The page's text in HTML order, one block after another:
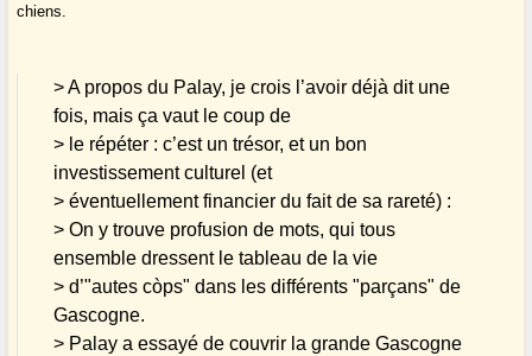
chiens.
> A propos du Palay, je crois l’avoir déjà dit une
fois, mais ça vaut le coup de
> le répéter : c’est un trésor, et un bon
investissement culturel (et
> éventuellement financier du fait de sa rareté) :
> On y trouve profusion de mots, qui tous
ensemble dressent le tableau de la vie
> d’"autes còps" dans les différents "parçans" de
Gascogne.
> Palay a essayé de couvrir la grande Gascogne